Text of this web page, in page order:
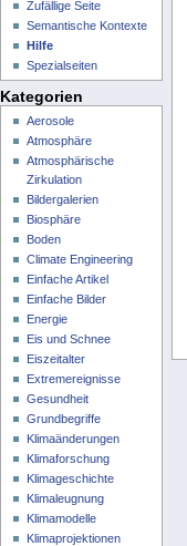
Zufällige Seite
Semantische Kontexte
Hilfe
Spezialseiten
Kategorien
Aerosole
Atmosphäre
Atmosphärische
Zirkulation
Bildergalerien
Biosphäre
Boden
Climate Engineering
Einfache Artikel
Einfache Bilder
Energie
Eis und Schnee
Eiszeitalter
Extremereignisse
Gesundheit
Grundbegriffe
Klimaänderungen
Klimaforschung
Klimageschichte
Klimaleugnung
Klimamodelle
Klimaprojektionen